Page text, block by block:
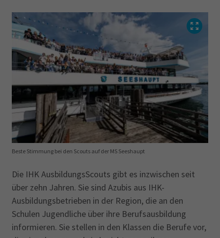
Beste Stimmung bei den Scouts auf der MS Seeshaupt
Die IHK AusbildungsScouts gibt es inzwischen seit
über zehn Jahren. Sie sind Azubis aus IHK-
Ausbildungsbetrieben in der Region, die an den
Schulen Jugendliche über ihre Berufsausbildung
informieren. Sie stellen in den Klassen die Berufe vor,